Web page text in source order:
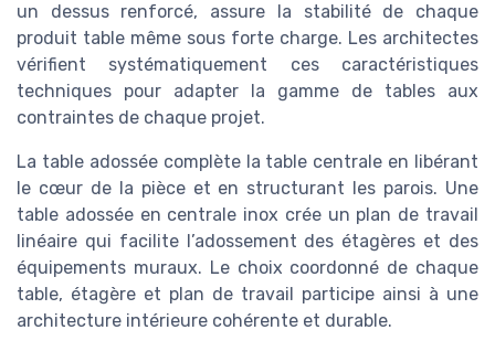
un dessus renforcé, assure la stabilité de chaque
produit table même sous forte charge. Les architectes
vérifient systématiquement ces caractéristiques
techniques pour adapter la gamme de tables aux
contraintes de chaque projet.
La table adossée complète la table centrale en libérant
le cœur de la pièce et en structurant les parois. Une
table adossée en centrale inox crée un plan de travail
linéaire qui facilite l’adossement des étagères et des
équipements muraux. Le choix coordonné de chaque
table, étagère et plan de travail participe ainsi à une
architecture intérieure cohérente et durable.